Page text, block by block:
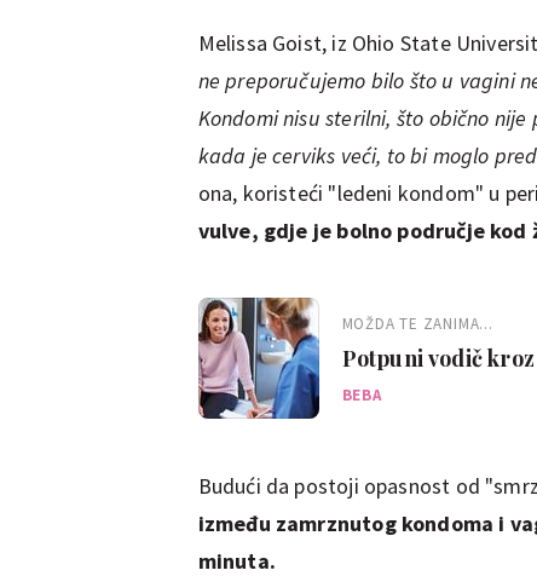
Melissa Goist, iz Ohio State
ne preporučujemo bilo što u vagini
Kondomi nisu sterilni, što obično
kada je cerviks veći, to bi moglo
ona, koristeći "ledeni kondom" u
vulve, gdje je bolno područje
MOŽDA TE ZANIMA...
Potpuni vodič
BEBA
Budući da postoji opasnost od
između zamrznutog kondoma i
minuta.